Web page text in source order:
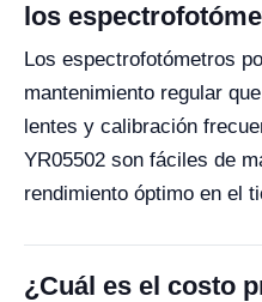
los
Los espectrofotómetros
mantenimiento regular
lentes y calibración
YR05502 son fáciles de
rendimiento óptimo en el
¿Cuál es el costo